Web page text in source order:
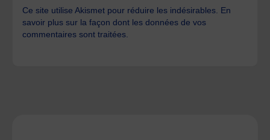
Ce site utilise Akismet pour réduire les indésirables. En
savoir plus sur la façon dont les données de vos
commentaires sont traitées